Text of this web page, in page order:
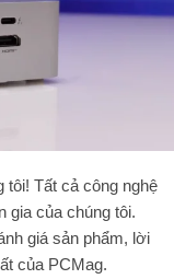
tôi! Tất cả công nghệ
gia của chúng tôi.
giá sản phẩm, lời
của PCMag.